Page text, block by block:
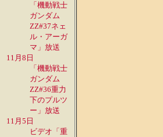
「機動戦士
ガンダム
ZZ#37ネェ
ル・アーガ
マ」放送
11月8日
「機動戦士
ガンダム
ZZ#36重力
下のプルツ
ー」放送
11月5日
ビデオ「重